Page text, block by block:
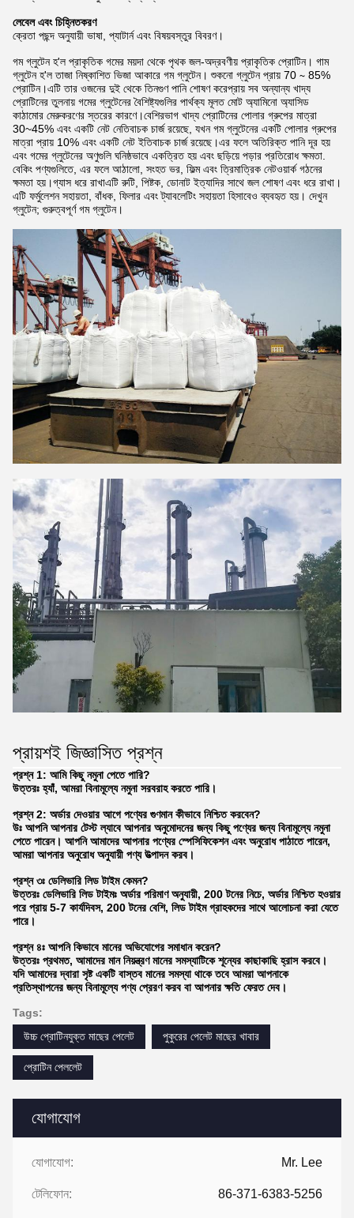
যোগাযোগ
যোগাযোগ: Mr. Lee
টেলিফোন: 86-371-6383-5256
লেবেল এবং চিহ্নিতকরণ
ক্রেতা পছন্দ অনুযায়ী ভাষা, প্যাটার্ন এবং বিষয়বস্তুর বিবরণ।
গম গ্লুটেন হ'ল প্রাকৃতিক গমের ময়দা থেকে পৃথক জল-অদ্রবণীয় প্রাকৃতিক প্রোটিন। গাম
গ্লুটেন হ'ল তাজা নিষ্কাশিত ভিজা আকারে গম গ্লুটেন। শুকনো গ্লুটেন প্রায় 70 ∼ 85%
প্রোটিন।এটি তার ওজনের দুই থেকে তিনগুণ পানি শোষণ করেপ্রায় সব অন্যান্য খাদ্য
প্রোটিনের তুলনায় গমের গ্লুটেনের বৈশিষ্ট্যগুলির পার্থক্য মূলত মোট অ্যামিনো অ্যাসিড
কাঠামোর মেরুকরণের স্তরের কারণে।বেশিরভাগ খাদ্য প্রোটিনের পোলার গ্রুপের মাত্রা
30~45% এবং একটি নেট নেতিবাচক চার্জ রয়েছে, যখন গম গ্লুটেনের একটি পোলার গ্রুপের
মাত্রা প্রায় 10% এবং একটি নেট ইতিবাচক চার্জ রয়েছে।এর ফলে অতিরিক্ত পানি দূর হয়
এবং গমের গ্লুটেনের অণুগুলি ঘনিষ্ঠভাবে একত্রিত হয় এবং ছড়িয়ে পড়ার প্রতিরোধ ক্ষমতা.
বেকিং পণ্যগুলিতে, এর ফলে আঠালো, সংহত ভর, ফিল্ম এবং ত্রিমাত্রিক নেটওয়ার্ক গঠনের
ক্ষমতা হয়।গ্যাস ধরে রাখাএটি রুটি, পিষ্টক, ডোনাট ইত্যাদির সাথে জল শোষণ এবং ধরে রাখা।
এটি ফর্মুলেশন সহায়তা, বাঁধক, ফিলার এবং ট্যাবলেটিং সহায়তা হিসাবেও ব্যবহৃত হয়। দেখুন
গ্লুটেন; গুরুত্বপূর্ণ গম গ্লুটেন।
প্রায়শই জিজ্ঞাসিত প্রশ্ন
প্রশ্ন 1: আমি কিছু নমুনা পেতে পারি?
উত্তরঃ হ্যাঁ, আমরা বিনামূল্যে নমুনা সরবরাহ করতে পারি।
প্রশ্ন 2: অর্ডার দেওয়ার আগে পণ্যের গুণমান কীভাবে নিশ্চিত করবেন?
উঃ আপনি আপনার টেস্ট ল্যাবে আপনার অনুমোদনের জন্য কিছু পণ্যের জন্য বিনামূল্যে নমুনা
পেতে পারেন। আপনি আমাদের আপনার পণ্যের স্পেসিফিকেশন এবং অনুরোধ পাঠাতে পারেন,
আমরা আপনার অনুরোধ অনুযায়ী পণ্য উত্পাদন করব।
প্রশ্ন ৩ঃ ডেলিভারি লিড টাইম কেমন?
উত্তরঃ ডেলিভারি লিড টাইমঃ অর্ডার পরিমাণ অনুযায়ী, 200 টনের নিচে, অর্ডার নিশ্চিত হওয়ার
পরে প্রায় 5-7 কার্যদিবস, 200 টনের বেশি, লিড টাইম গ্রাহকদের সাথে আলোচনা করা যেতে
পারে।
প্রশ্ন ৪ঃ আপনি কিভাবে মানের অভিযোগের সমাধান করেন?
উত্তরঃ প্রথমত, আমাদের মান নিয়ন্ত্রণ মানের সমস্যাটিকে শূন্যের কাছাকাছি হ্রাস করবে।
যদি আমাদের দ্বারা সৃষ্ট একটি বাস্তব মানের সমস্যা থাকে তবে আমরা আপনাকে
প্রতিস্থাপনের জন্য বিনামূল্যে পণ্য প্রেরণ করব বা আপনার ক্ষতি ফেরত দেব।
Tags:
উচ্চ প্রোটিনযুক্ত মাছের পেলেট
পুকুরের পেলেট মাছের খাবার
প্রোটিন পেললেট